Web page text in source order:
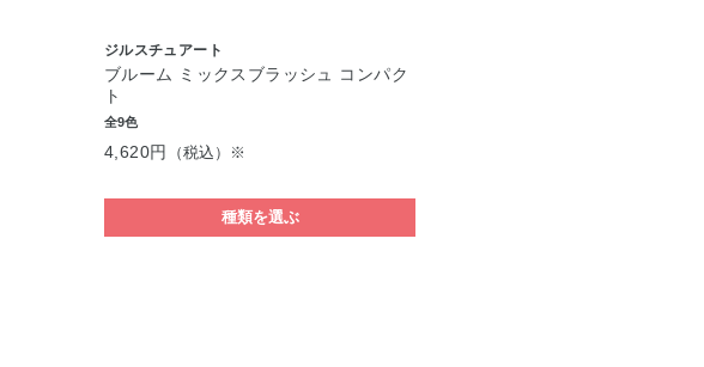
ジルスチュアート
ブルーム ミックスブラッシュ コンパク
ト
全9色
4,620円 （税込）※
種類を選ぶ